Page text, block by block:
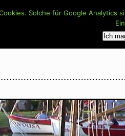
Solche für Google
Ich